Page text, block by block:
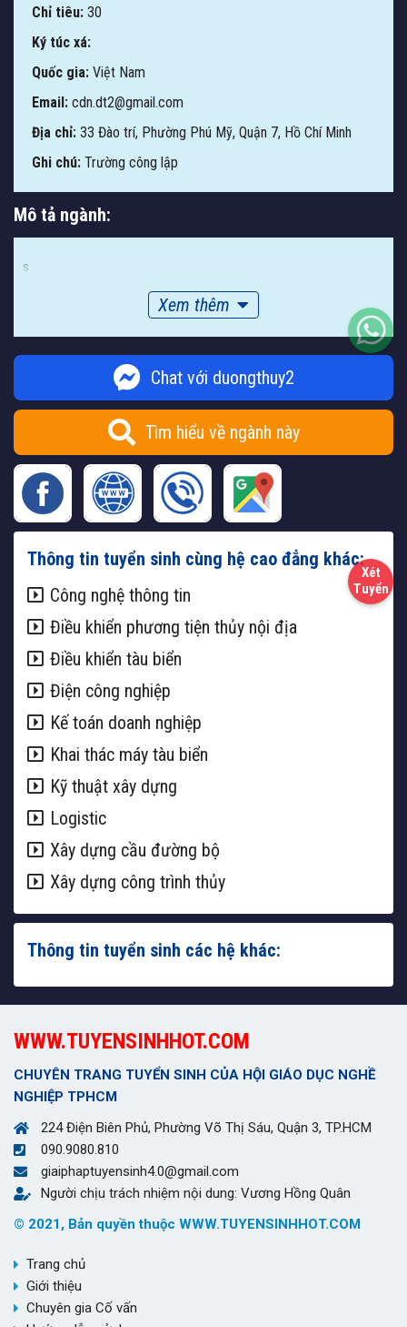
Chỉ tiêu: 30
Ký túc xá:
Quốc gia: Việt Nam
Email: cdn.dt2@gmail.com
Địa chỉ: 33 Đào trí, Phường Phú Mỹ, Quận 7, Hồ Chí Minh
Ghi chú: Trường công lập
Mô tả ngành:
s
Xem thêm
Chat với duongthuy2
Tìm hiểu về ngành này
Thông tin tuyển sinh cùng hệ cao đẳng khác:
Công nghệ thông tin
Điều khiển phương tiện thủy nội địa
Điều khiển tàu biển
Điện công nghiệp
Kế toán doanh nghiệp
Khai thác máy tàu biển
Kỹ thuật xây dựng
Logistic
Xây dựng cầu đường bộ
Xây dựng công trình thủy
Thông tin tuyển sinh các hệ khác:
WWW.TUYENSINHHOT.COM
CHUYÊN TRANG TUYỂN SINH CỦA HỘI GIÁO DỤC NGHỀ
NGHIỆP TPHCM
224 Điện Biên Phủ, Phường Võ Thị Sáu, Quận 3, TP.HCM
090.9080.810
giaiphaptuyensinh4.0@gmail.com
Người chịu trách nhiệm nội dung: Vương Hồng Quân
© 2021, Bản quyền thuộc WWW.TUYENSINHHOT.COM
Trang chủ
Giới thiệu
Chuyên gia Cố vấn